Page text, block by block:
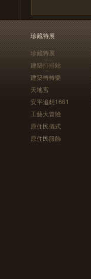
珍藏特展
珍藏特展
建築排排站
建築轉轉樂
天地宮
安平追想1661
工藝大冒險
原住民儀式
原住民服飾